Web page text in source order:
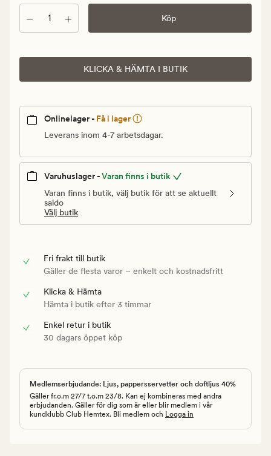
kr
Antal Köp
KLICKA & HÄMTA I BUTIK
Onlinelager - Få i lager
Leverans inom 4-7 arbetsdagar.
Varuhuslager -Varan finns i butik
Varan finns i butik, välj butik för att se aktuellt
saldo
Välj butik
Fri frakt till butik
Gäller de flesta varor – enkelt och kostnadsfritt
Klicka & Hämta
Hämta i butik efter 3 timmar
Enkel retur i butik
30 dagars öppet köp
Medlemserbjudande: Ljus, pappersservetter och doftljus 40%
Gäller fr.o.m 27/7 t.o.m 23/8. Kan ej kombineras med andra
erbjudanden. Gäller för dig som är eller blir medlem i vår
kundklubb Club Hemtex. Bli medlem och Logga in